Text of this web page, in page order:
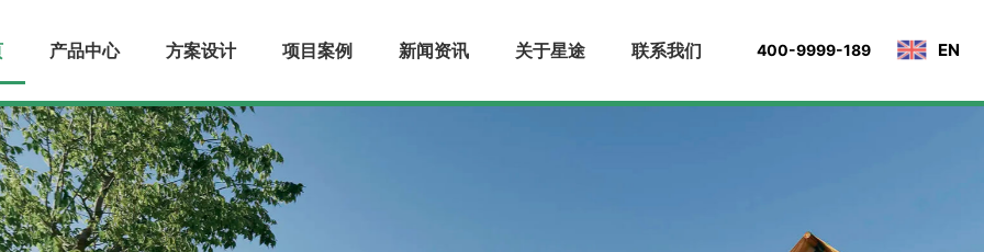
400-9999-189 EN
产品中心 方案设计 项目案例 新闻资讯 关于星途 联系我们